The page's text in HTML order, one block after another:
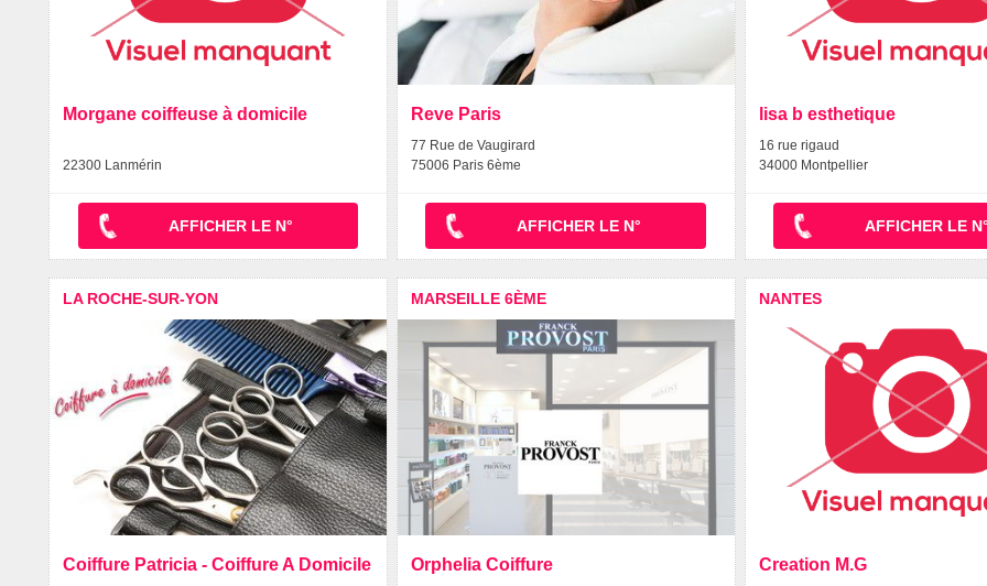
Morgane coiffeuse à domicile
22300 Lanmérin
AFFICHER LE N°
Reve Paris
77 Rue de Vaugirard
75006 Paris 6ème
AFFICHER LE N°
lisa b esthetique
16 rue rigaud
34000 Montpellier
AFFICHER LE
LA ROCHE-SUR-YON
Coiffure Patricia - Coiffure A Domicile
MARSEILLE 6ÈME
Orphelia Coiffure
NANTES
Creation M.G